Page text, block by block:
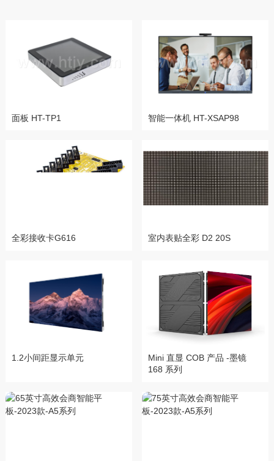
面板 HT-TP1 智能一体机 HT-XSAP98
全彩接收卡G616 室内表贴全彩 D2 20S
1.2小间距显示单元
Mini 直显 COB 产品 -墨镜
168 系列